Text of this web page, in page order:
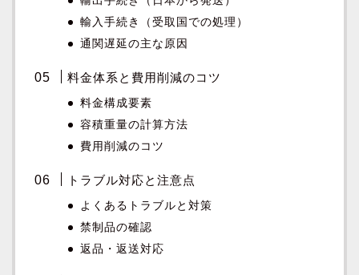
輸入手続き（受取国での処理）
通関遅延の主な原因
料金体系と費用削減のコツ
料金構成要素
容積重量の計算方法
費用削減のコツ
トラブル対応と注意点
よくあるトラブルと対策
禁制品の確認
返品・返送対応